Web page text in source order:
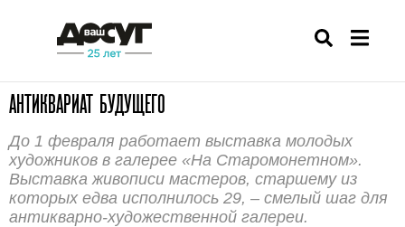
АНТИКВАРИАТ БУДУЩЕГО
До 1 февраля работает выставка молодых
художников в галерее «На Старомонетном».
Выставка живописи мастеров, старшему из
которых едва исполнилось 29, – смелый шаг для
антикварно-художественной галереи.